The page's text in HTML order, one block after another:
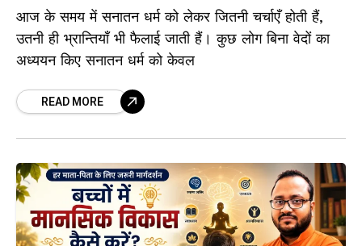
आज के समय में सनातन धर्म को लेकर जितनी चर्चाएँ होती हैं,
उतनी ही भ्रान्तियाँ भी फैलाई जाती हैं। कुछ लोग बिना वेदों का
अध्ययन किए सनातन धर्म को केवल
READ MORE